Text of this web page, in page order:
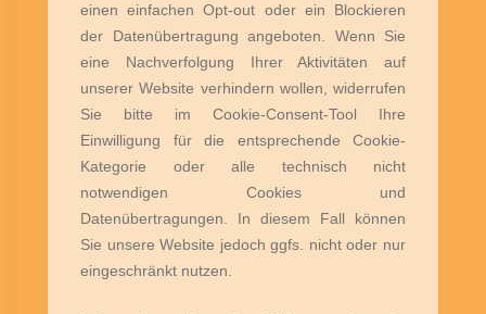
einen einfachen Opt-out oder ein Blockieren
der Datenübertragung angeboten. Wenn Sie
eine Nachverfolgung Ihrer Aktivitäten auf
unserer Website verhindern wollen, widerrufen
Sie bitte im Cookie-Consent-Tool Ihre
Einwilligung für die entsprechende Cookie-
Kategorie oder alle technisch nicht
notwendigen Cookies und
Datenübertragungen. In diesem Fall können
Sie unsere Website jedoch ggfs. nicht oder nur
eingeschränkt nutzen.